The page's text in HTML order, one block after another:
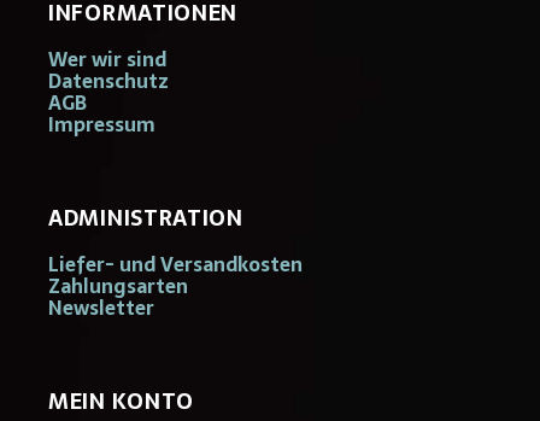
INFORMATIONEN
Wer wir sind
Datenschutz
AGB
Impressum
ADMINISTRATION
Liefer- und Versandkosten
Zahlungsarten
Newsletter
MEIN KONTO